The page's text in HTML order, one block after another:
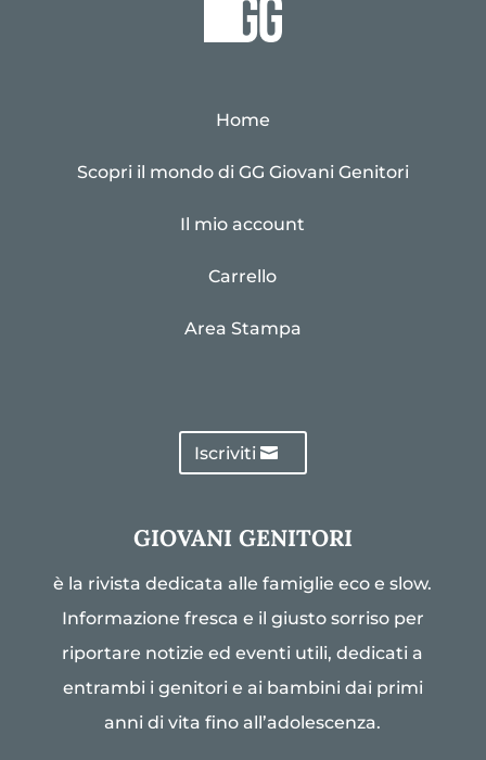
Home
Scopri il mondo di GG Giovani Genitori
Il mio account
Carrello
Area Stampa
Iscriviti
GIOVANI GENITORI
è la rivista dedicata alle famiglie eco e slow.
Informazione fresca e il giusto sorriso per
riportare notizie ed eventi utili, dedicati a
entrambi i genitori e ai bambini dai primi
anni di vita fino all’adolescenza.